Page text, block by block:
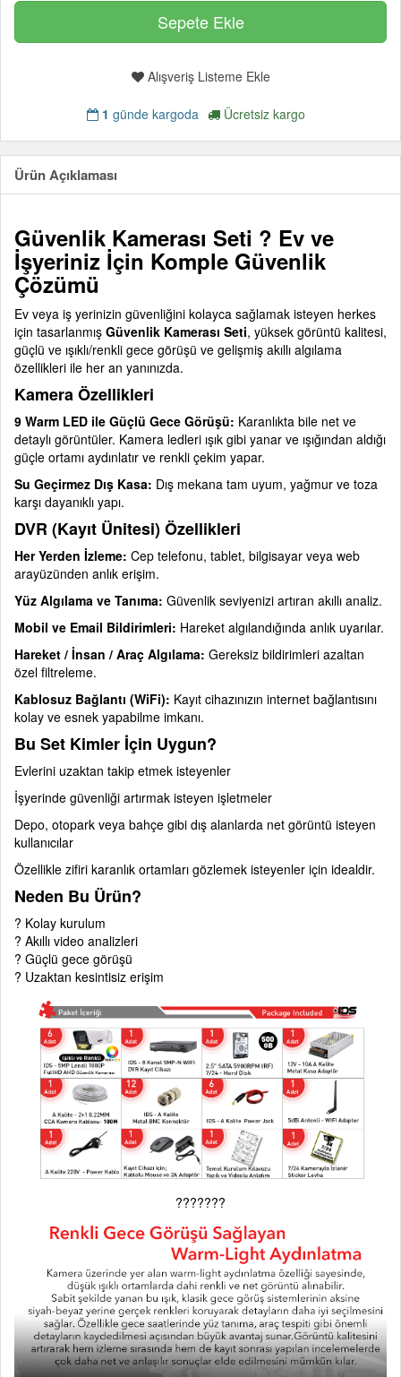
Alışveriş Listeme Ekle
1 günde kargoda Ücretsiz kargo
Ürün Açıklaması
Güvenlik Kamerası Seti ? Ev ve
İşyeriniz İçin Komple Güvenlik
Çözümü
Ev veya iş yerinizin güvenliğini kolayca sağlamak isteyen herkes
için tasarlanmış Güvenlik Kamerası Seti, yüksek görüntü kalitesi,
güçlü ve ışıklı/renkli gece görüşü ve gelişmiş akıllı algılama
özellikleri ile her an yanınızda.
Kamera Özellikleri
9 Warm LED ile Güçlü Gece Görüşü: Karanlıkta bile net ve
detaylı görüntüler. Kamera ledleri ışık gibi yanar ve ışığından aldığı
güçle ortamı aydınlatır ve renkli çekim yapar.
Su Geçirmez Dış Kasa: Dış mekana tam uyum, yağmur ve toza
karşı dayanıklı yapı.
DVR (Kayıt Ünitesi) Özellikleri
Her Yerden İzleme: Cep telefonu, tablet, bilgisayar veya web
arayüzünden anlık erişim.
Yüz Algılama ve Tanıma: Güvenlik seviyenizi artıran akıllı analiz.
Mobil ve Email Bildirimleri: Hareket algılandığında anlık uyarılar.
Hareket / İnsan / Araç Algılama: Gereksiz bildirimleri azaltan
özel filtreleme.
Kablosuz Bağlantı (WiFi): Kayıt cihazınızın internet bağlantısını
kolay ve esnek yapabilme imkanı.
Bu Set Kimler İçin Uygun?
Evlerini uzaktan takip etmek isteyenler
İşyerinde güvenliği artırmak isteyen işletmeler
Depo, otopark veya bahçe gibi dış alanlarda net görüntü isteyen
kullanıcılar
Özellikle zifiri karanlık ortamları gözlemek isteyenler için idealdir.
Neden Bu Ürün?
? Kolay kurulum
? Akıllı video analizleri
? Güçlü gece görüşü
? Uzaktan kesintisiz erişim
???????